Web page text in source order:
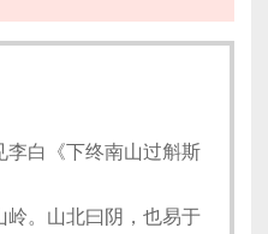
李白《下终南山过斛斯
岭。山北曰阴，也易于